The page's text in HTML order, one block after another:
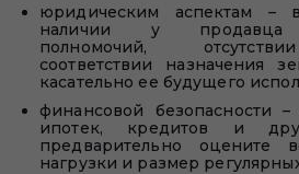
юридическим аспектам –
наличии у продавца
полномочий,
соответствии назначения
касательно ее будущего
финансовой безопасности
ипотек, кредитов и
предварительно оцените
нагрузки и размер